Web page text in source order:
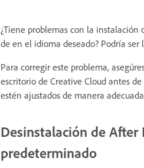
¿Tiene problemas con la instalación
de en el idioma deseado? Podría
Para corregir este problema,
escritorio de Creative Cloud antes
estén ajustados de manera
Desinstalación de
predeterminado